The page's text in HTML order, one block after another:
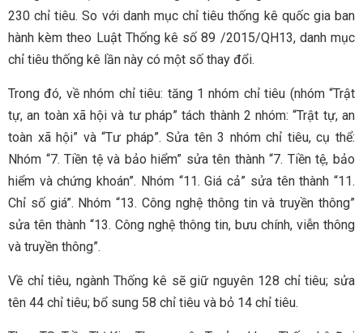
230 chỉ tiêu. So với danh mục chỉ tiêu thống kê quốc gia ban
hành kèm theo Luật Thống kê số 89 /2015/QH13, danh mục
chỉ tiêu thống kê lần này có một số thay đổi.
Trong đó, về nhóm chỉ tiêu: tăng 1 nhóm chỉ tiêu (nhóm “Trật
tự, an toàn xã hội và tư pháp” tách thành 2 nhóm: “Trật tự, an
toàn xã hội” và “Tư pháp”. Sửa tên 3 nhóm chỉ tiêu, cụ thể:
Nhóm “7. Tiền tệ và bảo hiểm” sửa tên thành “7. Tiền tệ, bảo
hiểm và chứng khoán”. Nhóm “11. Giá cả” sửa tên thành “11.
Chỉ số giá”. Nhóm “13. Công nghệ thông tin và truyền thông”
sửa tên thành “13. Công nghệ thông tin, bưu chính, viễn thông
và truyền thông”.
Về chỉ tiêu, ngành Thống kê sẽ giữ nguyên 128 chỉ tiêu; sửa
tên 44 chỉ tiêu; bổ sung 58 chỉ tiêu và bỏ 14 chỉ tiêu.